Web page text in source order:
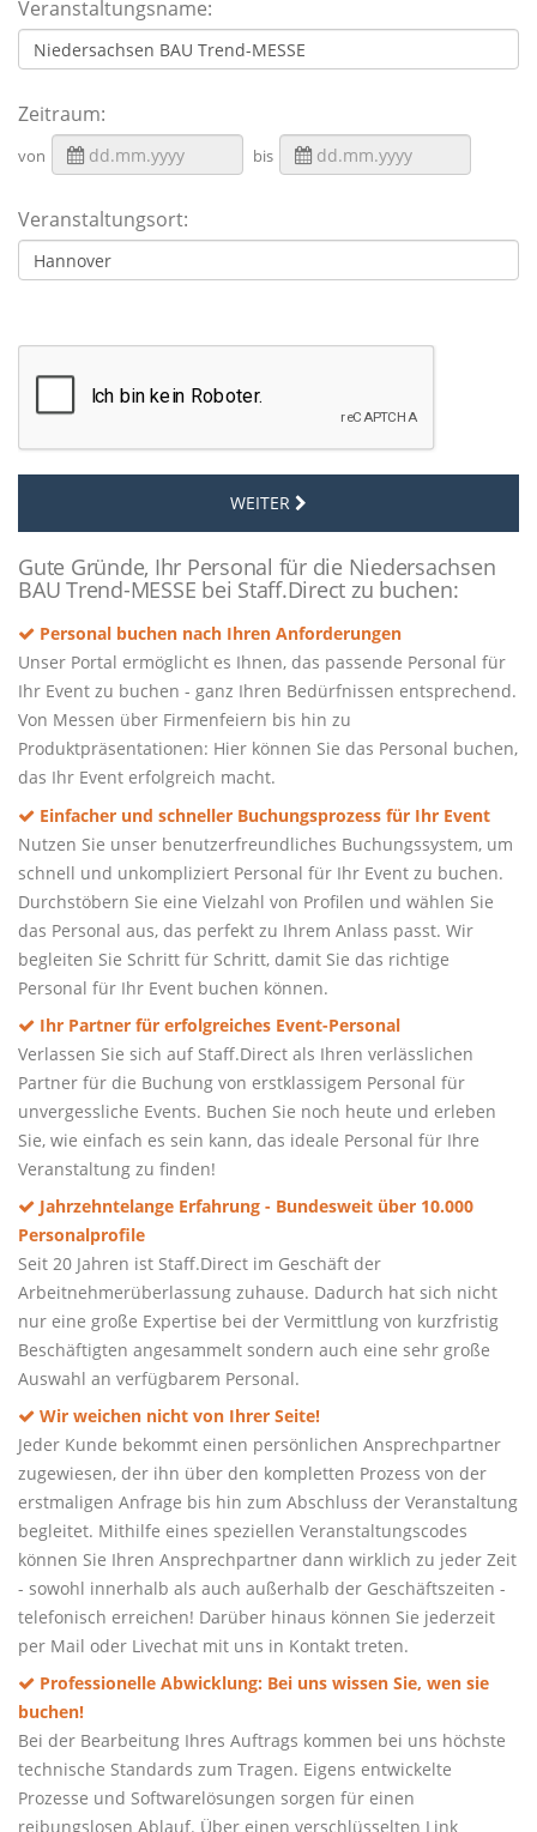
Veranstaltungsname:
Zeitraum:
von bis
Veranstaltungsort:
WEITER
Gute Gründe, Ihr Personal für die Niedersachsen
BAU Trend-MESSE bei Staff.Direct zu buchen:
Personal buchen nach Ihren Anforderungen
Unser Portal ermöglicht es Ihnen, das passende Personal für
Ihr Event zu buchen - ganz Ihren Bedürfnissen entsprechend.
Von Messen über Firmenfeiern bis hin zu
Produktpräsentationen: Hier können Sie das Personal buchen,
das Ihr Event erfolgreich macht.
Einfacher und schneller Buchungsprozess für Ihr Event
Nutzen Sie unser benutzerfreundliches Buchungssystem, um
schnell und unkompliziert Personal für Ihr Event zu buchen.
Durchstöbern Sie eine Vielzahl von Profilen und wählen Sie
das Personal aus, das perfekt zu Ihrem Anlass passt. Wir
begleiten Sie Schritt für Schritt, damit Sie das richtige
Personal für Ihr Event buchen können.
Ihr Partner für erfolgreiches Event-Personal
Verlassen Sie sich auf Staff.Direct als Ihren verlässlichen
Partner für die Buchung von erstklassigem Personal für
unvergessliche Events. Buchen Sie noch heute und erleben
Sie, wie einfach es sein kann, das ideale Personal für Ihre
Veranstaltung zu finden!
Jahrzehntelange Erfahrung - Bundesweit über 10.000
Personalprofile
Seit 20 Jahren ist Staff.Direct im Geschäft der
Arbeitnehmerüberlassung zuhause. Dadurch hat sich nicht
nur eine große Expertise bei der Vermittlung von kurzfristig
Beschäftigten angesammelt sondern auch eine sehr große
Auswahl an verfügbarem Personal.
Wir weichen nicht von Ihrer Seite!
Jeder Kunde bekommt einen persönlichen Ansprechpartner
zugewiesen, der ihn über den kompletten Prozess von der
erstmaligen Anfrage bis hin zum Abschluss der Veranstaltung
begleitet. Mithilfe eines speziellen Veranstaltungscodes
können Sie Ihren Ansprechpartner dann wirklich zu jeder Zeit
- sowohl innerhalb als auch außerhalb der Geschäftszeiten -
telefonisch erreichen! Darüber hinaus können Sie jederzeit
per Mail oder Livechat mit uns in Kontakt treten.
Professionelle Abwicklung: Bei uns wissen Sie, wen sie
buchen!
Bei der Bearbeitung Ihres Auftrags kommen bei uns höchste
technische Standards zum Tragen. Eigens entwickelte
Prozesse und Softwarelösungen sorgen für einen
reibungslosen Ablauf. Über einen verschlüsselten Link